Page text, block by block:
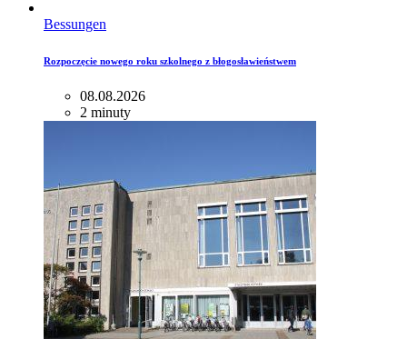
Bessungen
Rozpoczęcie nowego roku szkolnego z błogosławieństwem
08.08.2026
2 minuty